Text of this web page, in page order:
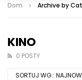
Dom Archive by
KINO
0 POSTY
SORTUJ WG::